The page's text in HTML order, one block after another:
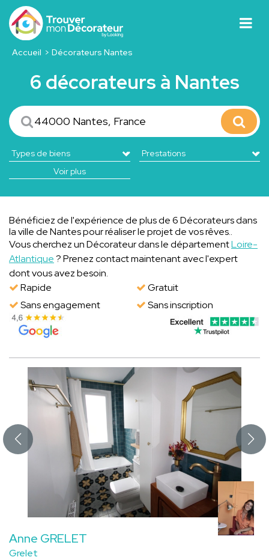
Accueil Décorateurs Nantes
6 décorateurs à Nantes
Voir plus
Bénéficiez de l'expérience de plus de 6 Décorateurs dans
la ville de Nantes pour réaliser le projet de vos rêves..
Vous cherchez un Décorateur dans le départementLoire-
Atlantique? Prenez contact maintenant avec l'expert
dont vous avez besoin.
Rapide
Gratuit
Sans engagement
Sans inscription
Anne GRELET
Grelet